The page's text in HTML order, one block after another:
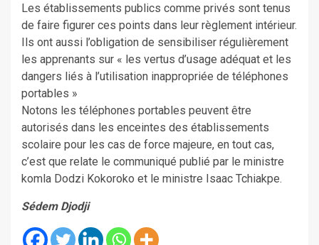
Les établissements publics comme privés sont tenus
de faire figurer ces points dans leur règlement intérieur.
Ils ont aussi l’obligation de sensibiliser régulièrement
les apprenants sur « les vertus d’usage adéquat et les
dangers liés à l’utilisation inappropriée de téléphones
portables »
Notons les téléphones portables peuvent être
autorisés dans les enceintes des établissements
scolaire pour les cas de force majeure, en tout cas,
c’est que relate le communiqué publié par le ministre
komla Dodzi Kokoroko et le ministre Isaac Tchiakpe.
Sédem Djodji